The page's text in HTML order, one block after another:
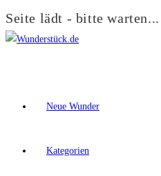
Seite lädt - bitte warten...
Zum
Neue Wunder
Kategorien